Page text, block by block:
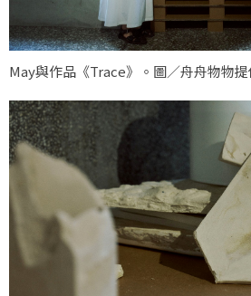
May與作品《Trace》。圖／舟舟物物